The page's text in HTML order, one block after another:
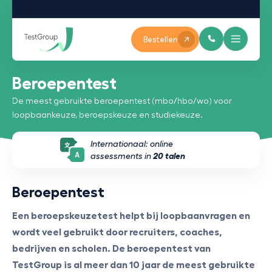
Bestellen
Beroepentest
De meest gebruikte beroepentest (mbo/hbo/wo) voor
loopbaankeuze, beroepskeuze en studiekeuze.
Internationaal: online
assessments in 20 talen
Beroepentest
Een beroepskeuzetest helpt bij loopbaanvragen en
wordt veel gebruikt door recruiters, coaches,
bedrijven en scholen. De beroepentest van
TestGroup is al meer dan 10 jaar de meest gebruikte